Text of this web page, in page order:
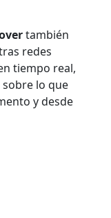
también
redes
tiempo real,
lo que
y desde